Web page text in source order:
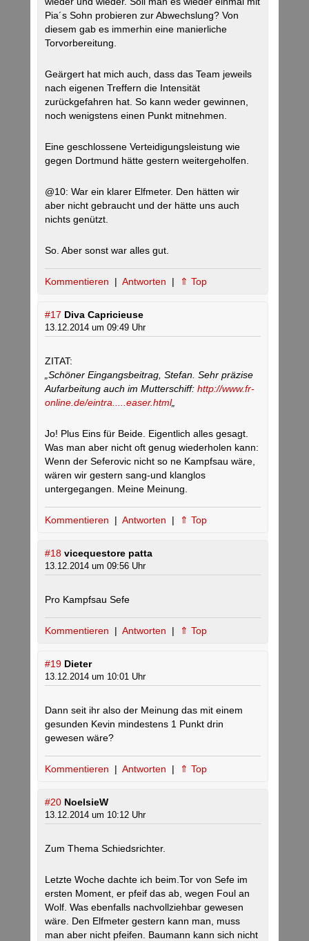
Pia´s Sohn probieren zur Abwechslung? Von
diesem gab es immerhin eine manierliche
Torvorbereitung.
Geärgert hat mich auch, dass das Team jeweils
nach eigenen Treffern die Intensität
zurückgefahren hat. So kann weder gewinnen,
noch wenigstens einen Punkt mitnehmen.
Eine geschlossene Verteidigungsleistung wie
gegen Dortmund hätte gestern weitergeholfen.
@10: War ein klarer Elfmeter. Den hätten wir
aber nicht gebraucht und der hätte uns auch
nichts genützt.
So. Aber sonst war alles gut.
Kommentieren | Antworten | ⇑ Top
#17 Diva Capricieuse
13.12.2014 um 09:49 Uhr
ZITAT:
„Schöner Eingangsbeitrag, Stefan. Sehr präzise
Aufarbeitung auch im Mutterschiff: http://www.fr-
online.de/eintra.....easer.html„
Jo! Plus Eins für Beide. Eigentlich alles gesagt.
Was man aber nicht oft genug wiederholen kann:
Wenn der Seferovic nicht so ne Kampfsau wäre,
wären wir gestern sang-und klanglos
untergegangen. Meine Meinung.
Kommentieren | Antworten | ⇑ Top
#18 vicequestore patta
13.12.2014 um 09:56 Uhr
Pro Kampfsau Sefe
Kommentieren | Antworten | ⇑ Top
#19 Dieter
13.12.2014 um 10:01 Uhr
Dann seit ihr also der Meinung das mit einem
gesunden Kevin mindestens 1 Punkt drin
gewesen wäre?
Kommentieren | Antworten | ⇑ Top
#20 NoelsieW
13.12.2014 um 10:12 Uhr
Zum Thema Schiedsrichter.
Letzte Woche dachte ich beim.Tor von Sefe im
ersten Moment, er pfeif das ab, wegen Foul an
Wolf. Was ebenfalls nachvollziehbar gewesen
wäre. Den Elfmeter gestern kann man, muss
man aber nicht pfeifen. Baumann kann sich nicht